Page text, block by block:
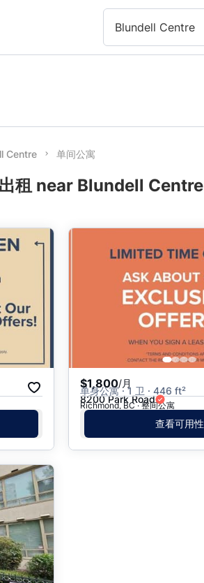
Blundell Centre
Centre 单间公寓
租 near Blundell Centre
$1,800/月
单身公寓 · 1 卫 · 446 ft²
8200 Park Road
Richmond, BC · 整间公寓
查看可用性